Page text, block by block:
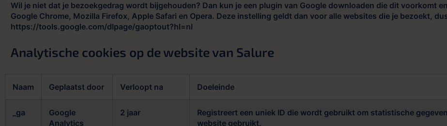
Wil je niet dat je bezoekgedrag wordt bijgehouden? Dan kun je een plugin van Google downloaden die dit voorkomt
Google Chrome, Mozilla Firefox, Apple Safari en Opera. Deze instelling geldt dan voor alle websites die je bezoekt,
https://tools.google.com/dlpage/gaoptout?hl=nl
Analytische cookies op de website van Salure
Naam Geplaatst door Verloopt na Doeleinde
_ga
Google
Analytics
2 jaar
Registreert een uniek ID die wordt gebruikt om statistische
website gebruikt.